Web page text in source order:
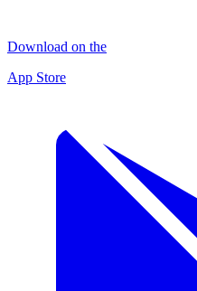
Download on the
App Store